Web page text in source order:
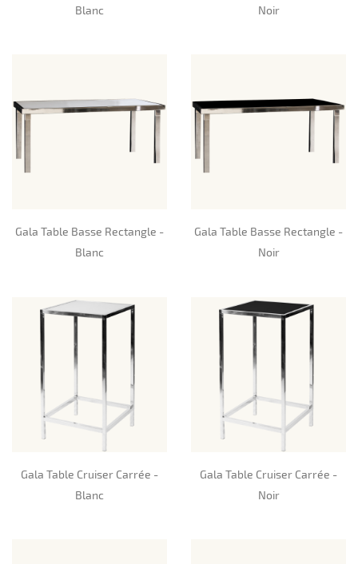
Blanc
Noir
Gala Table Basse Rectangle -
Blanc
Gala Table Basse Rectangle -
Noir
Gala Table Cruiser Carrée -
Blanc
Gala Table Cruiser Carrée -
Noir